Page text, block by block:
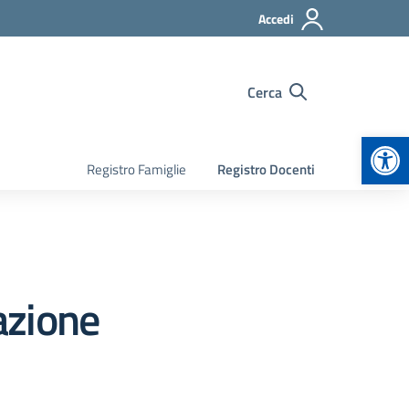
Accedi
Cerca
Registro Famiglie Registro Docenti